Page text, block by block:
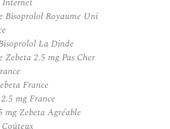
Bisoprolol Royaume Uni
La Dinde
2.5 mg Pas Cher
France
mg France
mg Zebeta Agréable